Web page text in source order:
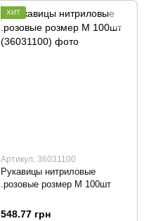
ХИТ
Артикул: 36031100
Рукавицы нитриловые
.розовые розмер M 100шт
548.77 грн